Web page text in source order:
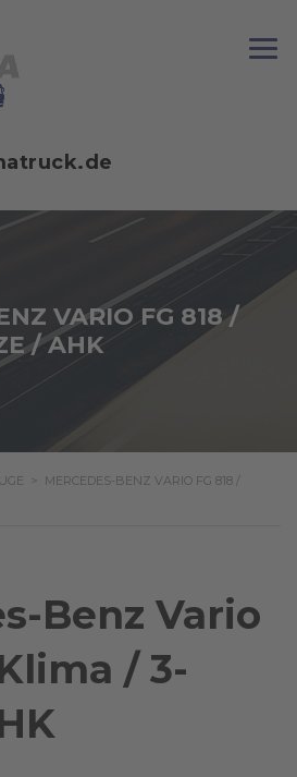
VARIO FG 818 /
/ AHK
>
MERCEDES-BENZ VARIO FG 818 /
Benz Vario
/ 3-